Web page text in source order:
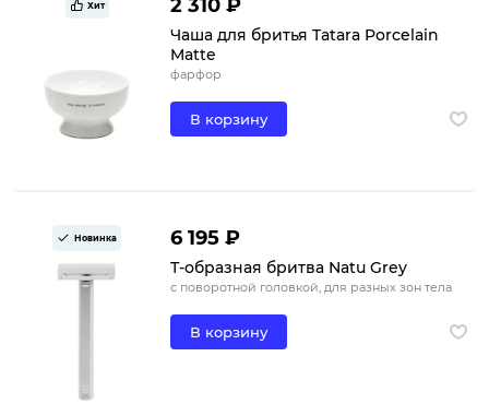
Хит 2 310 ₽
Чаша для бритья Tatara Porcelain
Matte
фарфор
В корзину
Новинка 6 195 ₽
Т-образная бритва Natu Grey
с поворотной головкой, для разных зон тела
В корзину